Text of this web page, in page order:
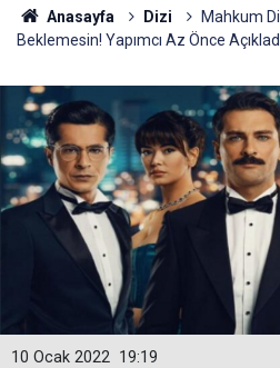
Anasayfa Dizi
Mahkum
Beklemesin! Yapımcı Az Önce
19:19
10 Ocak 2022